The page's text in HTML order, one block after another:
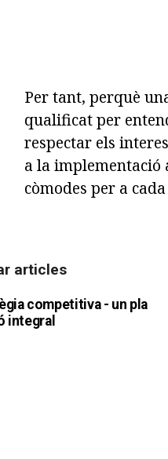
Per tant, perquè
qualificat per
respectar els
a la implementació
còmodes per a
articles
competitiva - un pla
integral